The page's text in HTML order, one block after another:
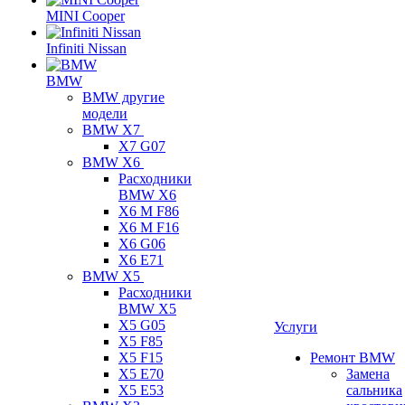
MINI Cooper
Infiniti Nissan
BMW
BMW другие
модели
BMW X7
X7 G07
BMW X6
Расходники
BMW X6
X6 M F86
X6 M F16
X6 G06
X6 E71
BMW X5
Расходники
BMW X5
X5 G05
X5 F85
X5 F15
X5 E70
X5 E53
Услуги
Ремонт BMW
Замена
сальника